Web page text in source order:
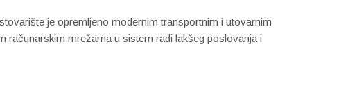
je opremljeno modernim transportnim i utovarnim
mrežama u sistem radi lakšeg poslovanja i